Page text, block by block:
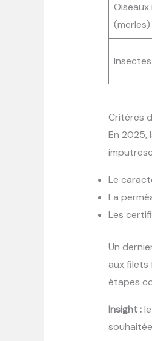
Oiseaux
(merles)
Critères
En 2025,
Le
La
Les
Un
aux filets
étapes
Insight :le